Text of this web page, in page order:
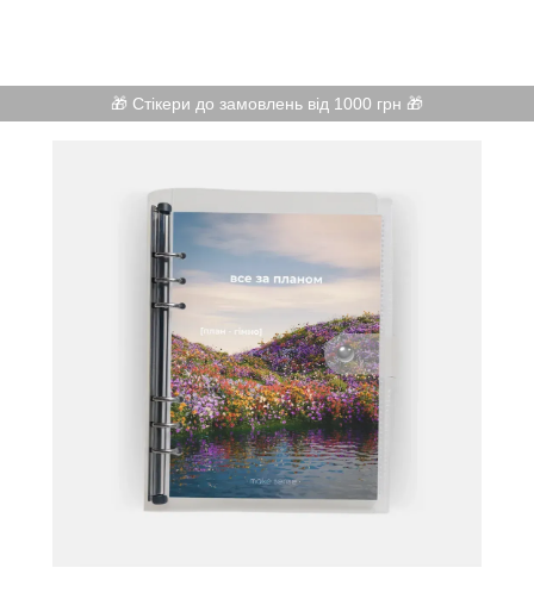
🎁 Стікери до замовлень від 1000 грн 🎁